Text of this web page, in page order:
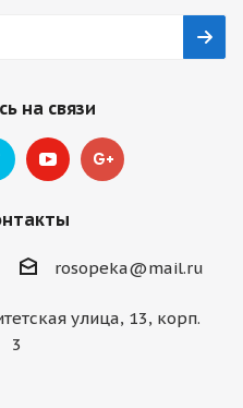
на связи
rosopeka@mail.ru
улица, 13, корп.
3